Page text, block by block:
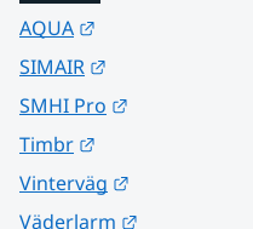
AQUA
SIMAIR
SMHI Pro
Timbr
Vinterväg
Väderlarm